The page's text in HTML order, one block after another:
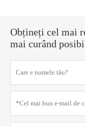
Obțineți cel mai
mai curând